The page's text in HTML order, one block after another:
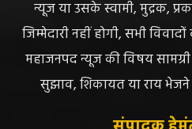
स्वीकार करता है। महाजनपद
लिए संवाददाता / खबर देने वाला
न्यूज या उसके स्वामी, मुद्रक,
जिम्मेदारी नहीं होगी, सभी
महाजनपद न्यूज की विषय